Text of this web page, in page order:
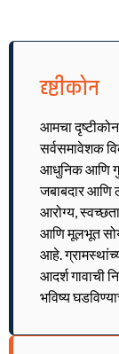
दृष्टीकोन
आमचा
सर्वसमावेशक
आधुनिक आणि
जबाबदार आणि
आरोग्य,
आणि मूलभूत
आहे.
आदर्श गावाची
भविष्य